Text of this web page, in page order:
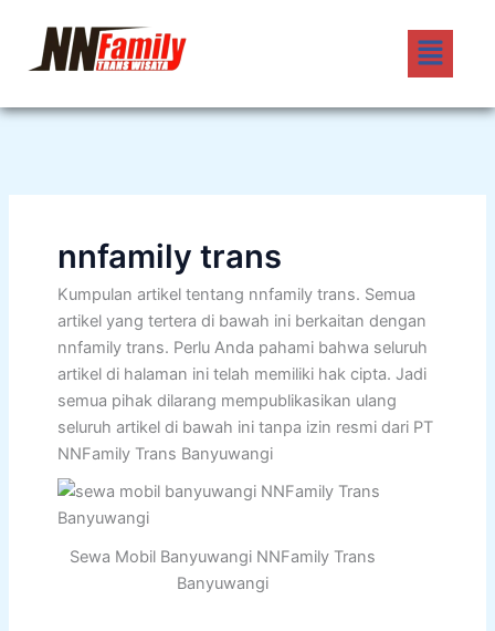
konten
Menu
nnfamily trans
Kumpulan artikel tentang nnfamily trans. Semua
artikel yang tertera di bawah ini berkaitan dengan
nnfamily trans. Perlu Anda pahami bahwa seluruh
artikel di halaman ini telah memiliki hak cipta. Jadi
semua pihak dilarang mempublikasikan ulang
seluruh artikel di bawah ini tanpa izin resmi dari PT
NNFamily Trans Banyuwangi
Sewa Mobil Banyuwangi NNFamily Trans
Banyuwangi